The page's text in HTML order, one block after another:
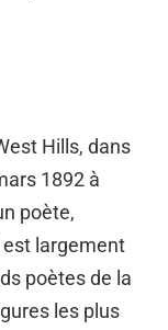
Hills, dans
1892 à
poète,
largement
poètes de la
les plus